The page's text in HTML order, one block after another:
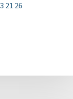
21 26